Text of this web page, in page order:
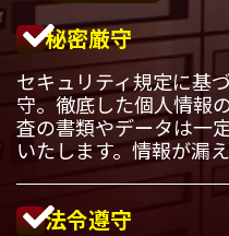
秘密厳守
セキュリティ規定に基
守。徹底した個人情報
査の書類やデータは一
いたします。情報が漏
法令遵守